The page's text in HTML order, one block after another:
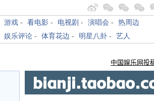
游戏 - 看电影 - 电视剧 - 演唱会 - 热周边
娱乐评论 - 体育花边 - 明星八卦 - 艺人